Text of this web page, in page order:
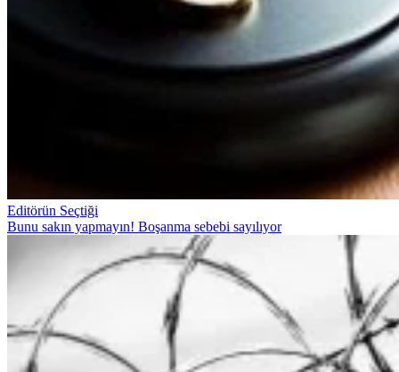
Editörün Seçtiği
Bunu sakın yapmayın! Boşanma sebebi sayılıyor